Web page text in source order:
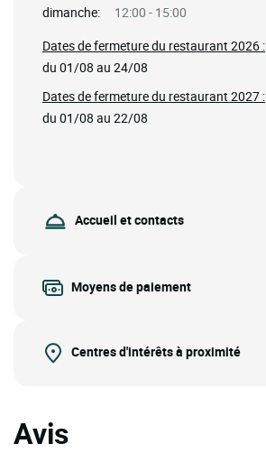
dimanche:
12:00 - 15:00
Dates de fermeture du restaurant 2026 :
du 01/08 au 24/08
Dates de fermeture du restaurant 2027 :
du 01/08 au 22/08
Accueil et contacts
Moyens de paiement
Centres d'intérêts à proximité
Avis